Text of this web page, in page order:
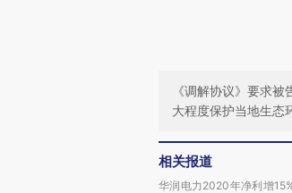
《调解协议》要求
大程度保护当地生态
相关报道
华润电力2020年净利增